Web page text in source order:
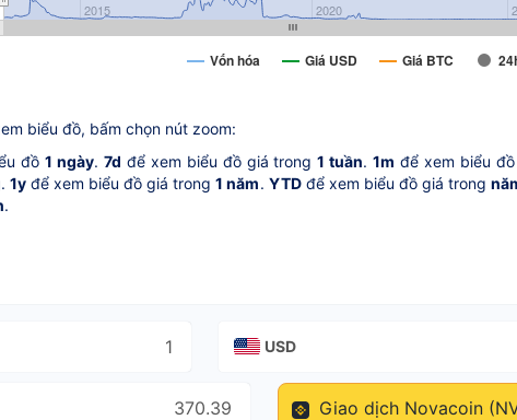
Vốn hóa Giá USD Giá BTC
2015 2020
biểu đồ, bấm chọn nút zoom:
đồ1 ngày. 7d để xem biểu đồ giá trong1 tuần.1m để xem biểu
. 1yđể xem biểu đồ giá trong1 năm. YTDđể xem biểu đồ giá trong
.
USD
Giao dịch Novacoin